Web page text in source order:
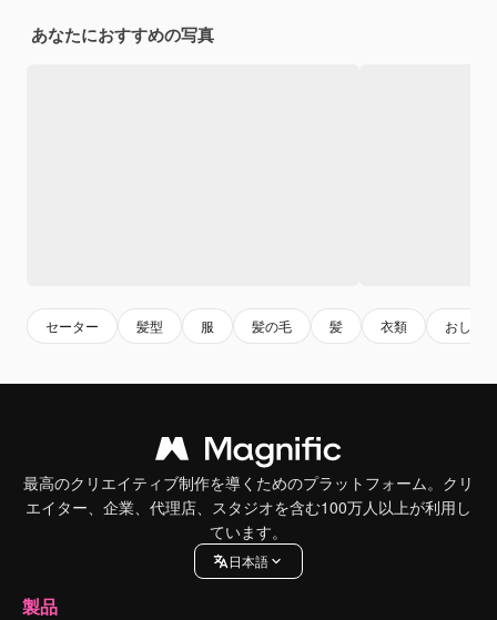
あなたにおすすめの写真
セーター 髪型 服 髪の毛 髪 衣類 おしゃれ
最高のクリエイティブ制作を導くためのプラットフォーム。クリ
エイター、企業、代理店、スタジオを含む100万人以上が利用し
ています。
日本語
製品